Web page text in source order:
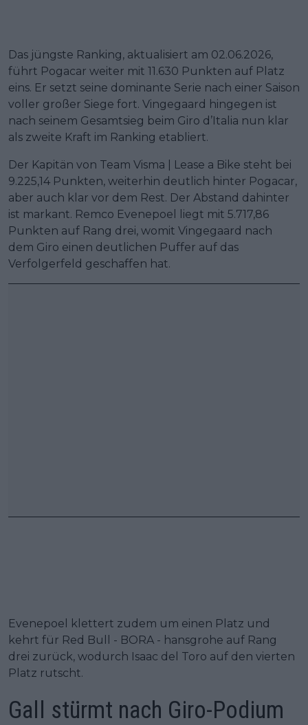
Das jüngste Ranking, aktualisiert am 02.06.2026,
führt Pogacar weiter mit 11.630 Punkten auf Platz
eins. Er setzt seine dominante Serie nach einer Saison
voller großer Siege fort. Vingegaard hingegen ist
nach seinem Gesamtsieg beim Giro d’Italia nun klar
als zweite Kraft im Ranking etabliert.
Der Kapitän von Team Visma | Lease a Bike steht bei
9.225,14 Punkten, weiterhin deutlich hinter Pogacar,
aber auch klar vor dem Rest. Der Abstand dahinter
ist markant. Remco Evenepoel liegt mit 5.717,86
Punkten auf Rang drei, womit Vingegaard nach
dem Giro einen deutlichen Puffer auf das
Verfolgerfeld geschaffen hat.
Evenepoel klettert zudem um einen Platz und
kehrt für Red Bull - BORA - hansgrohe auf Rang
drei zurück, wodurch Isaac del Toro auf den vierten
Platz rutscht.
Gall stürmt nach Giro-Podium